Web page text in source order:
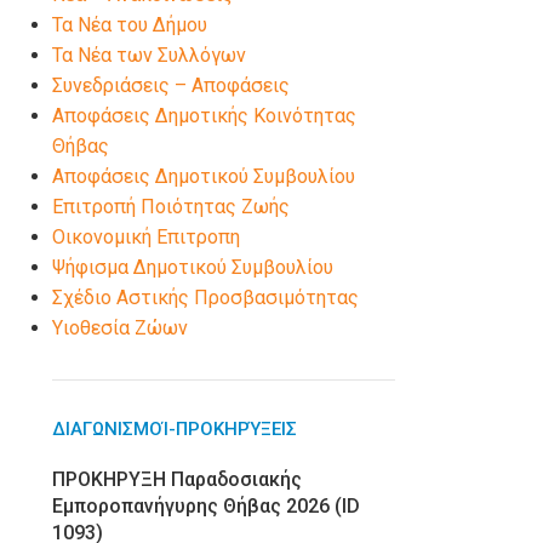
Τα Νέα του Δήμου
Τα Νέα των Συλλόγων
Συνεδριάσεις – Αποφάσεις
Αποφάσεις Δημοτικής Κοινότητας
Θήβας
Αποφάσεις Δημοτικού Συμβουλίου
Επιτροπή Ποιότητας Ζωής
Οικονομική Επιτροπη
Ψήφισμα Δημοτικού Συμβουλίου
Σχέδιο Αστικής Προσβασιμότητας
Υιοθεσία Ζώων
ΔΙΑΓΩΝΙΣΜΟΊ-ΠΡΟΚΗΡΎΞΕΙΣ
ΠΡΟΚΗΡΥΞΗ Παραδοσιακής
Εμποροπανήγυρης Θήβας 2026 (ID
1093)